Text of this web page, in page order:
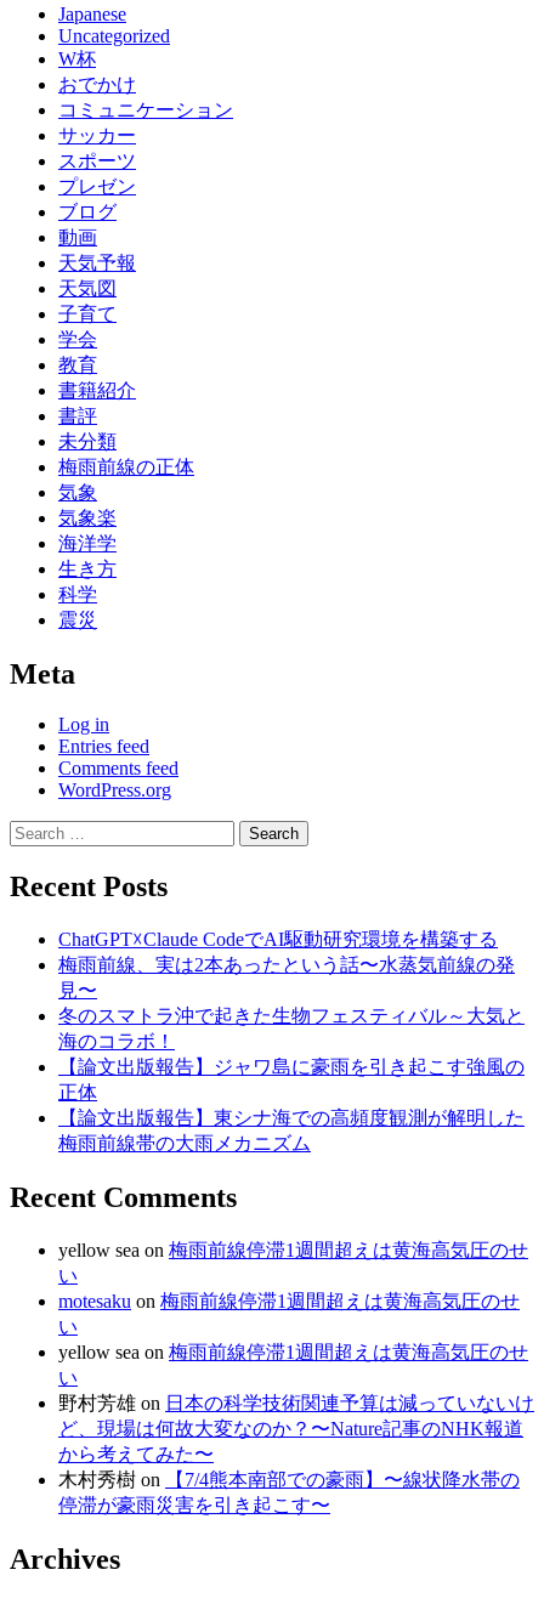
Japanese
Uncategorized
W杯
おでかけ
コミュニケーション
サッカー
スポーツ
プレゼン
ブログ
動画
天気予報
天気図
子育て
学会
教育
書籍紹介
書評
未分類
梅雨前線の正体
気象
気象楽
海洋学
生き方
科学
震災
Meta
Log in
Entries feed
Comments feed
WordPress.org
Search
for:
Recent Posts
ChatGPT☓Claude CodeでAI駆動研究環境を構築する
梅雨前線、実は2本あったという話〜水蒸気前線の発
見〜
冬のスマトラ沖で起きた生物フェスティバル～大気と
海のコラボ！
【論文出版報告】ジャワ島に豪雨を引き起こす強風の
正体
【論文出版報告】東シナ海での高頻度観測が解明した
梅雨前線帯の大雨メカニズム
Recent Comments
yellow sea on 梅雨前線停滞1週間超えは黄海高気圧のせ
い
motesaku on 梅雨前線停滞1週間超えは黄海高気圧のせ
い
yellow sea on 梅雨前線停滞1週間超えは黄海高気圧のせ
い
野村芳雄 on 日本の科学技術関連予算は減っていないけ
ど、現場は何故大変なのか？〜Nature記事のNHK報道
から考えてみた〜
木村秀樹 on
【7/4熊本南部での豪雨】〜線状降水帯の
停滞が豪雨災害を引き起こす〜
Archives